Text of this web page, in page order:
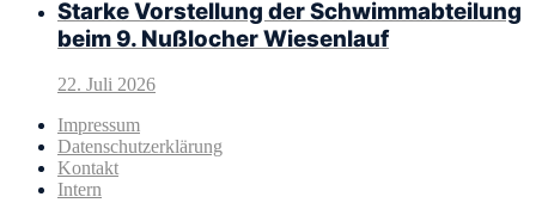
Starke Vorstellung der Schwimmabteilung
beim 9. Nußlocher Wiesenlauf
22. Juli 2026
Impressum
Datenschutzerklärung
Kontakt
Intern